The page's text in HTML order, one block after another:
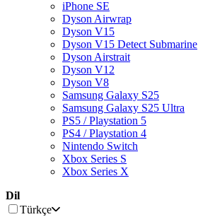
iPhone SE
Dyson Airwrap
Dyson V15
Dyson V15 Detect Submarine
Dyson Airstrait
Dyson V12
Dyson V8
Samsung Galaxy S25
Samsung Galaxy S25 Ultra
PS5 / Playstation 5
PS4 / Playstation 4
Nintendo Switch
Xbox Series S
Xbox Series X
Dil
Türkçe